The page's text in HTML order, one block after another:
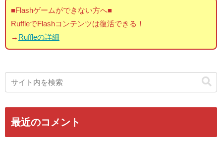
■Flashゲームができない方へ■
RuffleでFlashコンテンツは復活できる！
→ Ruffleの詳細
最近のコメント